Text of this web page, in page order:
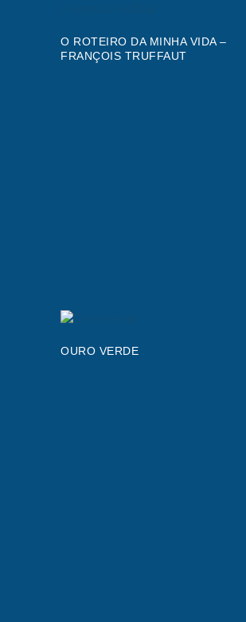
O ROTEIRO DA MINHA VIDA –
FRANÇOIS TRUFFAUT
OURO VERDE